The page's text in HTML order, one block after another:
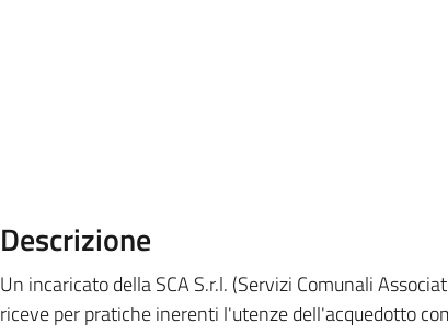
Descrizione
Un incaricato della SCA S.r.l. (Servizi Comunali
riceve per pratiche inerenti l'utenze dell'acquedotto